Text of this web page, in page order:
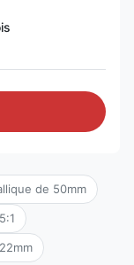
de 50mm